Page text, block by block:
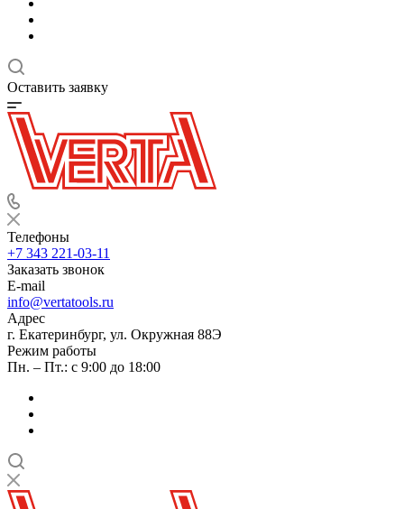
Оставить заявку
Телефоны
+7 343 221-03-11
Заказать звонок
E-mail
info@vertatools.ru
Адрес
г. Екатеринбург, ул. Окружная 88Э
Режим работы
Пн. – Пт.: с 9:00 до 18:00